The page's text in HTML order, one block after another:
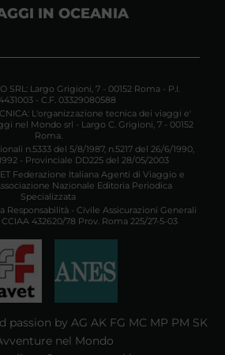
IN OCEANIA
SRL: Largo Grigioni, 7 - 00152 Roma - P.I.
- C.F. 03329080588
L'organizzazione tecnica dei viaggi e'
nel Mondo srl - Largo C. Grigioni, 7 - 00152
Roma.
n.5333 del 5/8/1987, n.5217 del 26/6/1990,
- Provinciale DD225 del 28/05/2003
Federazione Italiana Agenti di Viaggio e
Nazionale Editoria Periodica
Specializzata
Responsabilità - Civile Assicurazioni Generali
432620/78 Prov. Roma 225/27-5-03
passion by AG AK FG MC MP PM SK
nel Mondo